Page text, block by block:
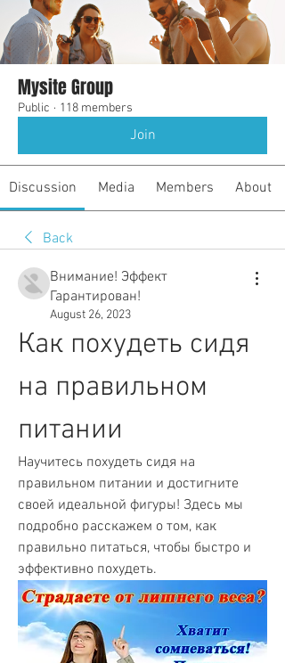
Mysite Group
Public · 118 members
Join
Discussion Media Members About
Back
Внимание! Эффект
Гарантирован!
August 26, 2023
Как похудеть сидя
на правильном
питании
Научитесь похудеть сидя на
правильном питании и достигните
своей идеальной фигуры! Здесь мы
подробно расскажем о том, как
правильно питаться, чтобы быстро и
эффективно похудеть.